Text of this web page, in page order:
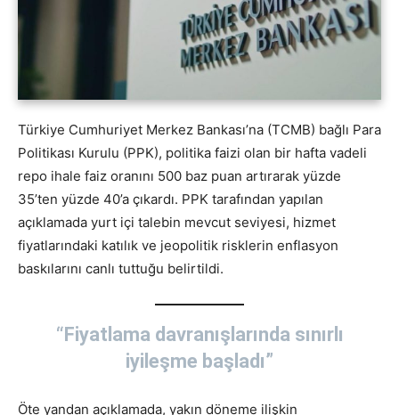
Türkiye Cumhuriyet Merkez Bankası’na (TCMB) bağlı Para
Politikası Kurulu (PPK), politika faizi olan bir hafta vadeli
repo ihale faiz oranını 500 baz puan artırarak yüzde
35’ten yüzde 40’a çıkardı. PPK tarafından yapılan
açıklamada yurt içi talebin mevcut seviyesi, hizmet
fiyatlarındaki katılık ve jeopolitik risklerin enflasyon
baskılarını canlı tuttuğu belirtildi.
“Fiyatlama davranışlarında sınırlı
iyileşme başladı”
Öte yandan açıklamada, yakın döneme ilişkin